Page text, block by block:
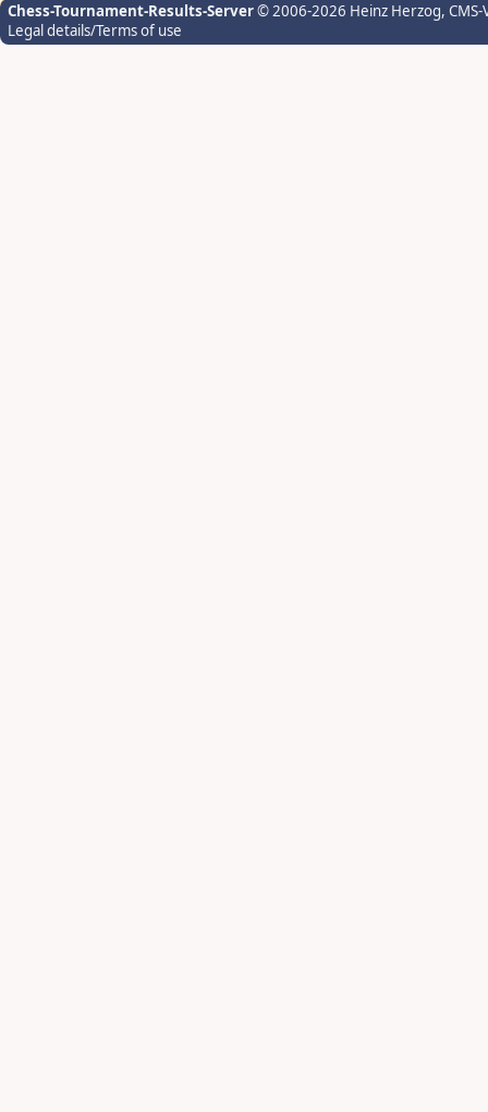
Chess-Tournament-Results-Server© 2006-2026 Heinz Herzog,
Legal details/Terms of use